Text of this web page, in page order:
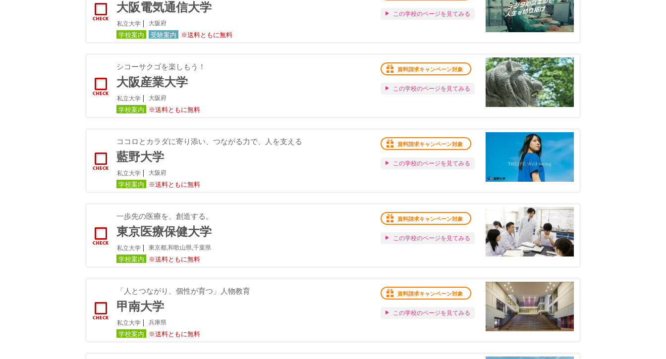
大阪電気通信大学
私立大学 大阪府
学校案内 受験案内 ※送料ともに無料
この学校のページを見てみる
シコーサクゴを楽しもう！
大阪産業大学
私立大学 大阪府
学校案内 ※送料ともに無料
資料請求キャンペーン対象
この学校のページを見てみる
ココロとカラダに寄り添い、つながる力で、人を支える
藍野大学
私立大学 大阪府
学校案内 ※送料ともに無料
資料請求キャンペーン対象
この学校のページを見てみる
一歩先の医療を、創造する。
東京医療保健大学
私立大学 東京都,和歌山県,千葉県
学校案内 ※送料ともに無料
資料請求キャンペーン対象
この学校のページを見てみる
「人とつながり、個性が育つ」人物教育
甲南大学
私立大学 兵庫県
学校案内 ※送料ともに無料
資料請求キャンペーン対象
この学校のページを見てみる